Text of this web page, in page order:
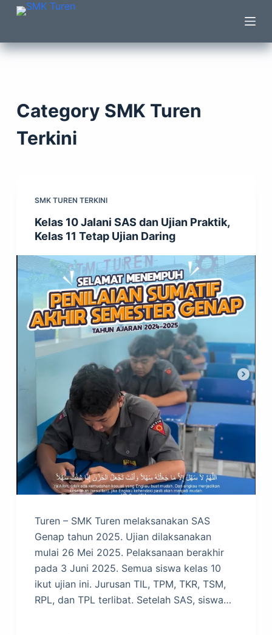
S
i
cCategory SMK Turen
Terkini
SMK TUREN TERKINI
Kelas 10 Jalani SAS dan Ujian Praktik,
Kelas 11 Tetap Ujian Daring
Turen – SMK Turen melaksanakan SAS
Genap tahun 2025. Ujian dilaksanakan
mulai 26 Mei 2025. Pelaksanaan berakhir
pada 3 Juni 2025. Semua siswa kelas 10
ikut ujian ini. Jurusan TIL, TPM, TKR, TSM,
RPL, dan TPL terlibat. Setelah SAS, siswa…